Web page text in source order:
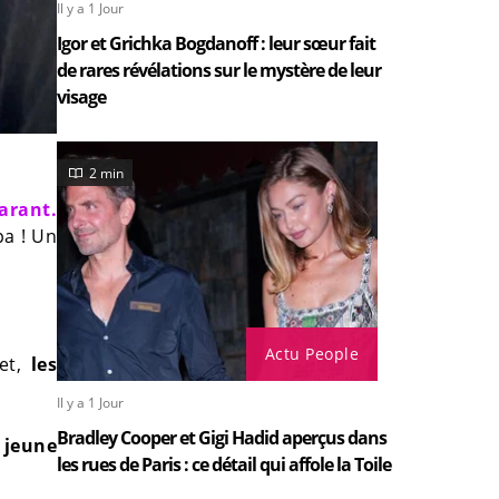
! Un
les
Il y a 1 Jour
Igor et Grichka Bogdanoff : leur sœur fait
de rares révélations sur le mystère de leur
visage
Actu People
2 min
Il y a 1 Jour
Bradley Cooper et Gigi Hadid aperçus dans
les rues de Paris : ce détail qui affole la Toile